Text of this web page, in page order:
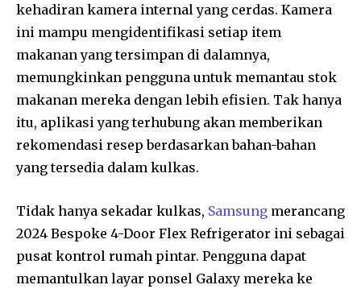
kehadiran kamera internal yang cerdas. Kamera
ini mampu mengidentifikasi setiap item
makanan yang tersimpan di dalamnya,
memungkinkan pengguna untuk memantau stok
makanan mereka dengan lebih efisien. Tak hanya
itu, aplikasi yang terhubung akan memberikan
rekomendasi resep berdasarkan bahan-bahan
yang tersedia dalam kulkas.
Tidak hanya sekadar kulkas, Samsung merancang
2024 Bespoke 4-Door Flex Refrigerator ini sebagai
pusat kontrol rumah pintar. Pengguna dapat
memantulkan layar ponsel Galaxy mereka ke